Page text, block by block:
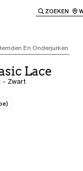
naar deZOEKEN
En Onderjurken
Lace
- Zwart